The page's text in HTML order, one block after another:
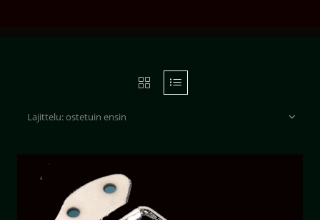
Lajittelu: ostetuin ensin